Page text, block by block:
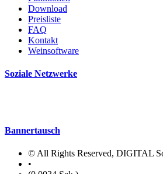
Download
Preisliste
FAQ
Kontakt
Weinsoftware
Soziale Netzwerke
Bannertausch
© All Rights Reserved, DIGITAL
•